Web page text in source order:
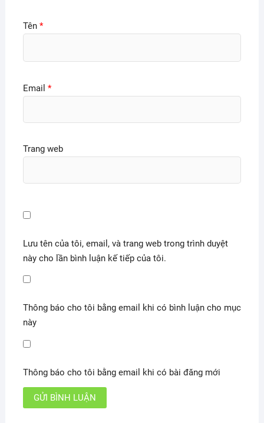
Tên *
Email *
Trang web
Lưu tên của tôi, email, và trang web trong trình duyệt
này cho lần bình luận kế tiếp của tôi.
Thông báo cho tôi bằng email khi có bình luận cho mục
này
Thông báo cho tôi bằng email khi có bài đăng mới